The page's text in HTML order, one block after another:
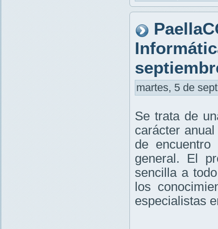
martes, 5 de
Se trata de
carácter
de encuentro
general. El
sencilla a
los
especialistas